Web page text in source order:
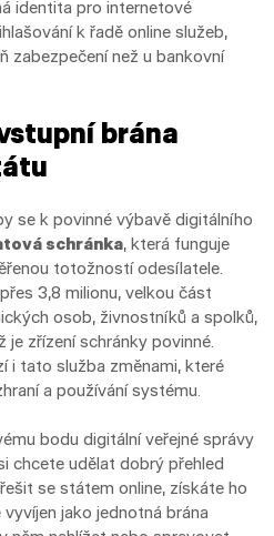
identita pro internetové
k řadě online služeb,
zabezpečení než u bankovní
brána
se k povinné výbavě digitálního
schránka, která funguje
totožností odesílatele.
3,8 milionu, velkou část
osob, živnostníků a spolků,
je zřízení schránky povinné.
i tato služba změnami, které
a používání systému.
bodu digitální veřejné správy
chcete udělat dobrý přehled
se státem online, získáte ho
jako jednotná brána